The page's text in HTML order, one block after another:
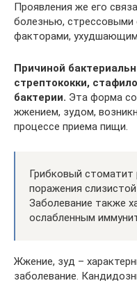
Проявления же его
болезнью, стрессовыми
факторами,
Причиной
стрептококки,
бактерии. Эта форма
жжением, зудом,
процессе приема пищи.
Грибковый стоматит
поражения
Заболевание также
ослабленным
Жжение, зуд –
заболевание.